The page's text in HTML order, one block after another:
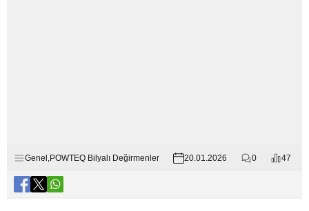
Genel POWTEQ Bilyalı Değirmenler 20.01.2026 0 47